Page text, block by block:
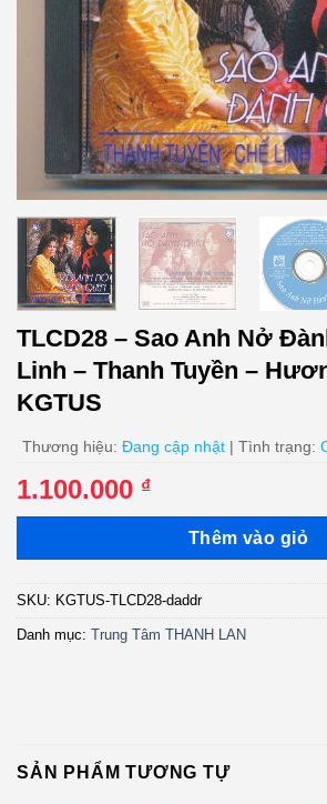
TLCD28 – Sao Anh Nở
Linh – Thanh Tuyền –
KGTUS
Thương hiệu: Đang cập nhật | Tình trạng:
1.100.000 ₫
Thêm vào giỏ
SKU: KGTUS-TLCD28-daddr
Danh mục: Trung Tâm THANH LAN
SẢN PHẨM TƯƠNG TỰ